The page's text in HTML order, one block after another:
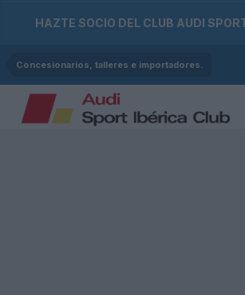
HAZTE SOCIO DEL CLUB AUDI
Concesionarios, talleres e importadores.